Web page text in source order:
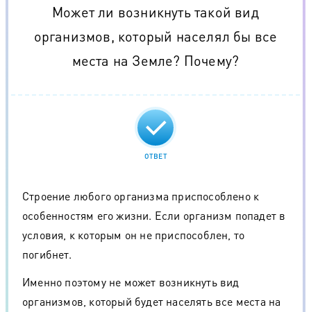
Может ли возникнуть такой вид
организмов, который населял бы все
места на Земле? Почему?
ОТВЕТ
Строение любого организма приспособлено к
особенностям его жизни. Если организм попадет в
условия, к которым он не приспособлен, то
погибнет.
Именно поэтому не может возникнуть вид
организмов, который будет населять все места на